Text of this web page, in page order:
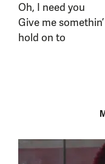
Oh, I need you
Give me
hold on to